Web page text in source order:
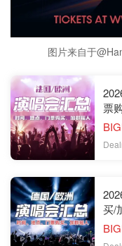
图片来自于
票
买/